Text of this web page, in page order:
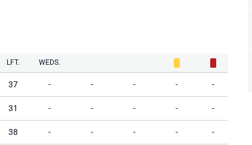
LFT. WEDS.
37 - - - - -
31 - - - - -
38 - - - - -